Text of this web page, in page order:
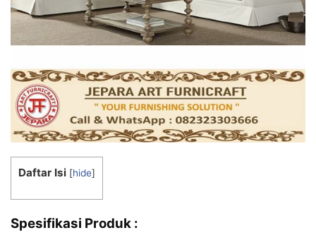
Daftar Isi [hide]
Spesifikasi Produk :